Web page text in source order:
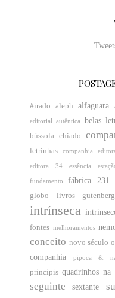
#irado aleph alfaguara
editorial autêntica belas
bússola chiado
letrinhas
companhia
editora 34 essência
fundamento fábrica 231
globo livros
gutenberg
intrínseca
fontes melhoramentos
conceito novo século
companhia
pipoca &
principis quadrinhos na
seguinte sextante